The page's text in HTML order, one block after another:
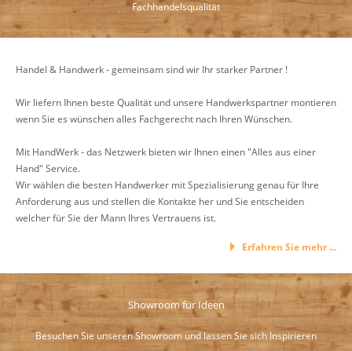
Fachhandelsqualität
Handel & Handwerk - gemeinsam sind wir Ihr starker Partner !
Wir liefern Ihnen beste Qualität und unsere Handwerkspartner montieren
wenn Sie es wünschen alles Fachgerecht nach Ihren Wünschen.
Mit HandWerk - das Netzwerk bieten wir Ihnen einen "Alles aus einer
Hand" Service.
Wir wählen die besten Handwerker mit Spezialisierung genau für Ihre
Anforderung aus und stellen die Kontakte her und Sie entscheiden
welcher für Sie der Mann Ihres Vertrauens ist.
Erfahren Sie mehr ...
Showroom für Ideen
Besuchen Sie unseren Showroom und lassen Sie sich Inspirieren